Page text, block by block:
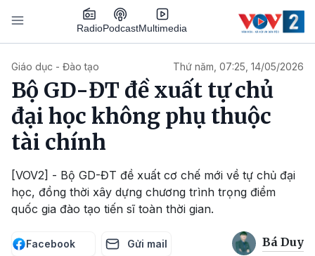
Nhảy đến nội dung
RadioPodcastMultimedia
Giáo dục - Đào tạo Thứ năm, 07:25, 14/05/2026
Bộ GD-ĐT đề xuất tự chủ
đại học không phụ thuộc
tài chính
[VOV2] - Bộ GD-ĐT đề xuất cơ chế mới về tự chủ đại
học, đồng thời xây dựng chương trình trọng điểm
quốc gia đào tạo tiến sĩ toàn thời gian.
Facebook Gửi mail Bá Duy